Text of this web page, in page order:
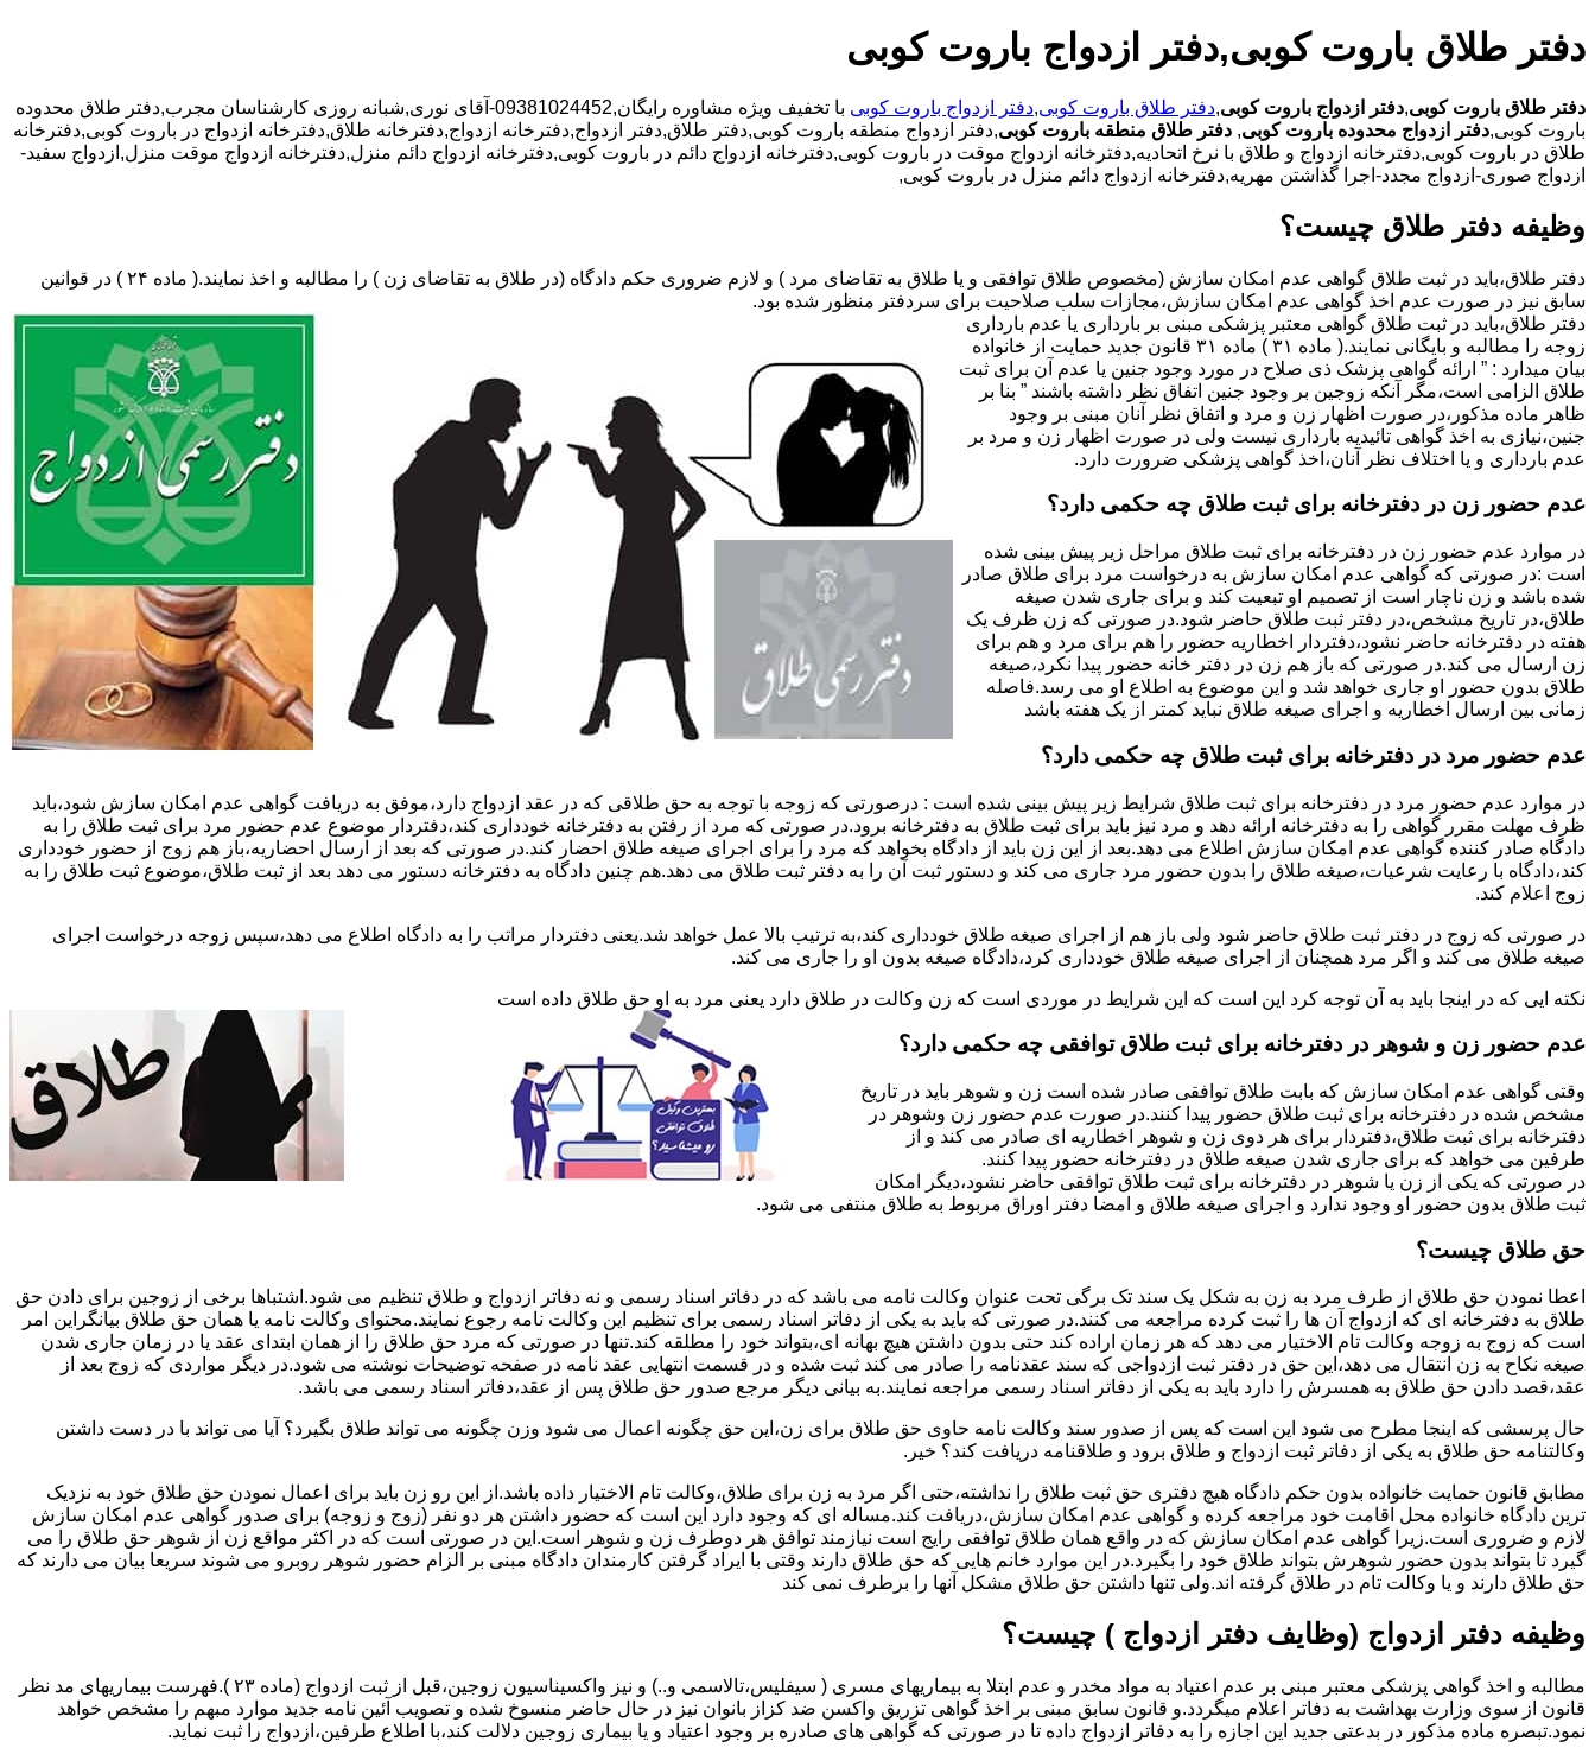
دفتر طلاق باروت کوبی,دفتر ازدواج باروت کوبی
دفتر طلاق باروت کوبی,دفتر ازدواج باروت کوبی,دفتر طلاق باروت کوبی,دفتر ازدواج باروت کوبی
با تخفیف ویژه مشاوره رایگان,09381024452-آقای نوری,شبانه روزی کارشناسان مجرب,دفتر طلاق محدوده
باروت کوبی,دفتر ازدواج محدوده باروت کوبی, دفتر طلاق منطقه باروت کوبی,دفتر ازدواج منطقه باروت کوبی,دفتر طلاق,دفتر ازدواج,دفترخانه ازدواج,دفترخانه طلاق,دفترخانه ازدواج در باروت کوبی,دفترخانه
طلاق در باروت کوبی,دفترخانه ازدواج و طلاق با نرخ اتحادیه,دفترخانه ازدواج موقت در باروت کوبی,دفترخانه ازدواج دائم در باروت کوبی,دفترخانه ازدواج دائم منزل,دفترخانه ازدواج موقت منزل,ازدواج سفید-
ازدواج صوری-ازدواج مجدد-اجرا گذاشتن مهریه,دفترخانه ازدواج دائم منزل در باروت کوبی,
وظیفه دفتر طلاق چیست؟
دفتر طلاق،باید در ثبت طلاق گواهی عدم امکان سازش (مخصوص طلاق توافقی و یا طلاق به تقاضای مرد ) و لازم ضروری حکم دادگاه (در طلاق به تقاضای زن ) را مطالبه و اخذ نمایند.( ماده ۲۴ ) در قوانین
سابق نیز در صورت عدم اخذ گواهی عدم امکان سازش،مجازات سلب صلاحیت برای سردفتر منظور شده بود.
دفتر طلاق،باید در ثبت طلاق گواهی معتبر پزشکی مبنی بر بارداری یا عدم بارداری
زوجه را مطالبه و بایگانی نمایند.( ماده ۳۱ ) ماده ۳۱ قانون جدید حمایت از خانواده
بیان میدارد : ” ارائه گواهی پزشک ذی صلاح در مورد وجود جنین یا عدم آن برای ثبت
طلاق الزامی است،مگر آنکه زوجین بر وجود جنین اتفاق نظر داشته باشند ” بنا بر
ظاهر ماده مذکور،در صورت اظهار زن و مرد و اتفاق نظر آنان مبنی بر وجود
جنین،نیازی به اخذ گواهی تائیدیه بارداری نیست ولی در صورت اظهار زن و مرد بر
عدم بارداری و یا اختلاف نظر آنان،اخذ گواهی پزشکی ضرورت دارد.
عدم حضور زن در دفترخانه برای ثبت طلاق چه حکمی دارد؟
در موارد عدم حضور زن در دفترخانه برای ثبت طلاق مراحل زیر پیش بینی شده
است :در صورتی که گواهی عدم امکان سازش به درخواست مرد برای طلاق صادر
شده باشد و زن ناچار است از تصمیم او تبعیت کند و برای جاری شدن صیغه
طلاق،در تاریخ مشخص،در دفتر ثبت طلاق حاضر شود.در صورتی که زن ظرف یک
هفته در دفترخانه حاضر نشود،دفتردار اخطاریه حضور را هم برای مرد و هم برای
زن ارسال می کند.در صورتی که باز هم زن در دفتر خانه حضور پیدا نکرد،صیغه
طلاق بدون حضور او جاری خواهد شد و این موضوع به اطلاع او می رسد.فاصله
زمانی بین ارسال اخطاریه و اجرای صیغه طلاق نباید کمتر از یک هفته باشد
عدم حضور مرد در دفترخانه برای ثبت طلاق چه حکمی دارد؟
در موارد عدم حضور مرد در دفترخانه برای ثبت طلاق شرایط زیر پیش بینی شده است : درصورتی که زوجه با توجه به حق طلاقی که در عقد ازدواج دارد،موفق به دریافت گواهی عدم امکان سازش شود،باید
ظرف مهلت مقرر گواهی را به دفترخانه ارائه دهد و مرد نیز باید برای ثبت طلاق به دفترخانه برود.در صورتی که مرد از رفتن به دفترخانه خودداری کند،دفتردار موضوع عدم حضور مرد برای ثبت طلاق را به
دادگاه صادر کننده گواهی عدم امکان سازش اطلاع می دهد.بعد از این زن باید از دادگاه بخواهد که مرد را برای اجرای صیغه طلاق احضار کند.در صورتی که بعد از ارسال احضاریه،باز هم زوج از حضور خودداری
کند،دادگاه با رعایت شرعیات،صیغه طلاق را بدون حضور مرد جاری می کند و دستور ثبت آن را به دفتر ثبت طلاق می دهد.هم چنین دادگاه به دفترخانه دستور می دهد بعد از ثبت طلاق،موضوع ثبت طلاق را به
زوج اعلام کند.
در صورتی که زوج در دفتر ثبت طلاق حاضر شود ولی باز هم از اجرای صیغه طلاق خودداری کند،به ترتیب بالا عمل خواهد شد.یعنی دفتردار مراتب را به دادگاه اطلاع می دهد،سپس زوجه درخواست اجرای
صیغه طلاق می کند و اگر مرد همچنان از اجرای صیغه طلاق خودداری کرد،دادگاه صیغه بدون او را جاری می کند.
نکته ایی که در اینجا باید به آن توجه کرد این است که این شرایط در موردی است که زن وکالت در طلاق دارد یعنی مرد به او حق طلاق داده است
عدم حضور زن و شوهر در دفترخانه برای ثبت طلاق توافقی چه حکمی دارد؟
وقتی گواهی عدم امکان سازش که بابت طلاق توافقی صادر شده است زن و شوهر باید در تاریخ
مشخص شده در دفترخانه برای ثبت طلاق حضور پیدا کنند.در صورت عدم حضور زن وشوهر در
دفترخانه برای ثبت طلاق،دفتردار برای هر دوی زن و شوهر اخطاریه ای صادر می کند و از
طرفین می خواهد که برای جاری شدن صیغه طلاق در دفترخانه حضور پیدا کنند.
در صورتی که یکی از زن یا شوهر در دفترخانه برای ثبت طلاق توافقی حاضر نشود،دیگر امکان
ثبت طلاق بدون حضور او وجود ندارد و اجرای صیغه طلاق و امضا دفتر اوراق مربوط به طلاق منتفی می شود.
حق طلاق چیست؟
اعطا نمودن حق طلاق از طرف مرد به زن به شکل یک سند تک برگی تحت عنوان وکالت نامه می باشد که در دفاتر اسناد رسمی و نه دفاتر ازدواج و طلاق تنظیم می شود.اشتباها برخی از زوجین برای دادن حق
طلاق به دفترخانه ای که ازدواج آن ها را ثبت کرده مراجعه می کنند.در صورتی که باید به یکی از دفاتر اسناد رسمی برای تنظیم این وکالت نامه رجوع نمایند.محتوای وکالت نامه یا همان حق طلاق بیانگراین امر
است که زوج به زوجه وکالت تام الاختیار می دهد که هر زمان اراده کند حتی بدون داشتن هیچ بهانه ای،بتواند خود را مطلقه کند.تنها در صورتی که مرد حق طلاق را از همان ابتدای عقد یا در زمان جاری شدن
صیغه نکاح به زن انتقال می دهد،این حق در دفتر ثبت ازدواجی که سند عقدنامه را صادر می کند ثبت شده و در قسمت انتهایی عقد نامه در صفحه توضیحات نوشته می شود.در دیگر مواردی که زوج بعد از
عقد،قصد دادن حق طلاق به همسرش را دارد باید به یکی از دفاتر اسناد رسمی مراجعه نمایند.به بیانی دیگر مرجع صدور حق طلاق پس از عقد،دفاتر اسناد رسمی می باشد.
حال پرسشی که اینجا مطرح می شود این است که پس از صدور سند وکالت نامه حاوی حق طلاق برای زن،این حق چگونه اعمال می شود وزن چگونه می تواند طلاق بگیرد؟ آیا می تواند با در دست داشتن
وکالتنامه حق طلاق به یکی از دفاتر ثبت ازدواج و طلاق برود و طلاقنامه دریافت کند؟ خیر.
مطابق قانون حمایت خانواده بدون حکم دادگاه هیچ دفتری حق ثبت طلاق را نداشته،حتی اگر مرد به زن برای طلاق،وکالت تام الاختیار داده باشد.از این رو زن باید برای اعمال نمودن حق طلاق خود به نزدیک
ترین دادگاه خانواده محل اقامت خود مراجعه کرده و گواهی عدم امکان سازش،دریافت کند.مساله ای که وجود دارد این است که حضور داشتن هر دو نفر (زوج و زوجه) برای صدور گواهی عدم امکان سازش
لازم و ضروری است.زیرا گواهی عدم امکان سازش که در واقع همان طلاق توافقی رایج است نیازمند توافق هر دوطرف زن و شوهر است.این در صورتی است که در اکثر مواقع زن از شوهر حق طلاق را می
گیرد تا بتواند بدون حضور شوهرش بتواند طلاق خود را بگیرد.در این موارد خانم هایی که حق طلاق دارند وقتی با ایراد گرفتن کارمندان دادگاه مبنی بر الزام حضور شوهر روبرو می شوند سریعا بیان می دارند که
حق طلاق دارند و یا وکالت تام در طلاق گرفته اند.ولی تنها داشتن حق طلاق مشکل آنها را برطرف نمی کند
وظیفه دفتر ازدواج (وظایف دفتر ازدواج ) چیست؟
مطالبه و اخذ گواهی پزشکی معتبر مبنی بر عدم اعتیاد به مواد مخدر و عدم ابتلا به بیماریهای مسری ( سیفلیس،تالاسمی و..) و نیز واکسیناسیون زوجین،قبل از ثبت ازدواج (ماده ۲۳ ).فهرست بیماریهای مد نظر
قانون از سوی وزارت بهداشت به دفاتر اعلام میگردد.و قانون سابق مبنی بر اخذ گواهی تزریق واکسن ضد کزاز بانوان نیز در حال حاضر منسوخ شده و تصویب آئین نامه جدید موارد مبهم را مشخص خواهد
نمود.تبصره ماده مذکور در بدعتی جدید این اجازه را به دفاتر ازدواج داده تا در صورتی که گواهی های صادره بر وجود اعتیاد و یا بیماری زوجین دلالت کند،با اطلاع طرفین،ازدواج را ثبت نماید.